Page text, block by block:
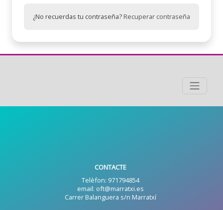
¿No recuerdas tu contraseña? Recuperar contraseña
CONTACTE
Telèfon: 971794854
email: oft@marratxi.es
Carrer Balanguera s/n Marratxí